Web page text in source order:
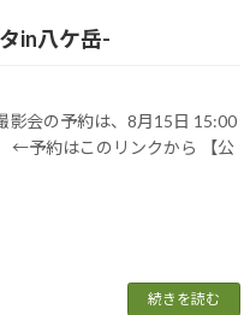
in八ケ岳-
影会の予約は、8月15日 15:00
←予約はこのリンクから 【公
続きを読む